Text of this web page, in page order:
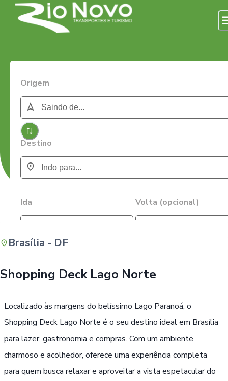
Origem
Destino
Ida Volta (opcional)
Brasília - DF
Shopping Deck Lago Norte
Localizado às margens do belíssimo Lago Paranoá, o
Shopping Deck Lago Norte é o seu destino ideal em Brasília
para lazer, gastronomia e compras. Com um ambiente
charmoso e acolhedor, oferece uma experiência completa
para quem busca relaxar e aproveitar a vista espetacular do